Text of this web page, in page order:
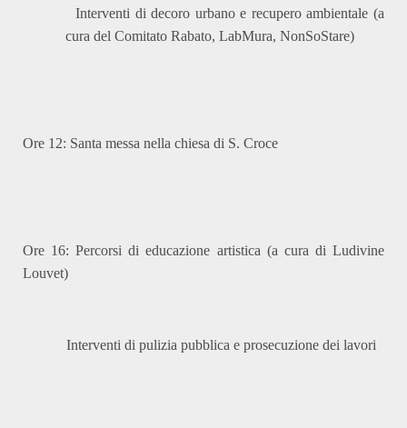
Interventi di decoro urbano e recupero ambientale (a
cura del Comitato Rabato, LabMura, NonSoStare)
Ore 12: Santa messa nella chiesa di S. Croce
Ore 16: Percorsi di educazione artistica (a cura di Ludivine
Louvet)
Interventi di pulizia pubblica e prosecuzione dei lavori